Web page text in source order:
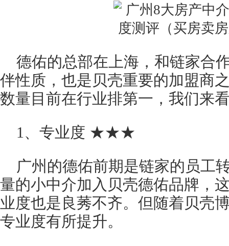
德佑的总部在上海，和链家合
伴性质，也是贝壳重要的加盟商
数量目前在行业排第一，我们来
1、专业度 ★★★
广州的德佑前期是链家的员工
量的小中介加入贝壳德佑品牌，
业度也是良莠不齐。但随着贝壳
专业度有所提升。